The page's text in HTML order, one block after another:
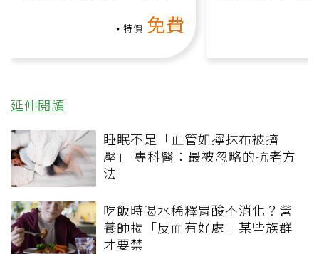
特價 免費
延伸閱讀
睡眠不足「血管如擰抹布被擠
壓」 專科醫：最被忽略的抗老方
法
吃飯時喝水稀釋胃酸不消化？營
養師揭「反而有好處」某些族群
才要禁